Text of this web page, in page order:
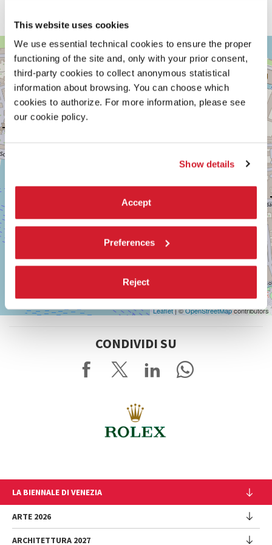
This website uses cookies
We use essential technical cookies to ensure the proper
functioning of the site and, only with your prior consent,
third-party cookies to collect anonymous statistical
information about browsing. You can choose which
cookies to authorize. For more information, please see
our cookie policy.
Show details
Accept
Preferences
Reject
VENEZIA,
CASTELLO
2127/A
Leaflet| ©OpenStreetMapcontributors
CONDIVIDI SU
LA BIENNALE DI VENEZIA
L'Istituzione
Cariche istituzionali
ARTE 2026
Esposizione
ARCHITETTURA 2027